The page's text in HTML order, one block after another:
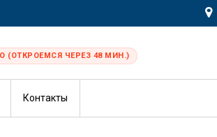
(ОТКРОЕМСЯ ЧЕРЕЗ 48 МИН.)
Контакты